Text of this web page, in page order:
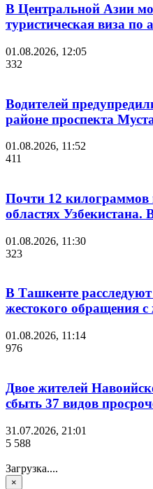
В Центральной Азии
туристическая виза по
01.08.2026, 12:05
332
Водителей
районе проспекта
01.08.2026, 11:52
411
Почти 12
областях Узбекистана.
01.08.2026, 11:30
323
В Ташкенте
жестокого обращения
01.08.2026, 11:14
976
Двое жителей
сбыть 37 видов
31.07.2026, 21:01
5 588
Загрузка....
×